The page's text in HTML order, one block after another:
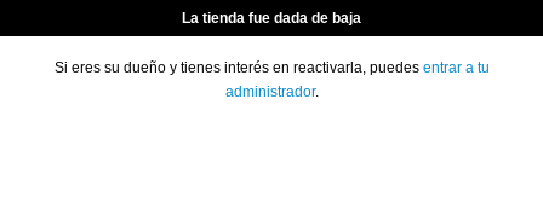
La tienda fue dada de baja
Si eres su dueño y tienes interés en reactivarla, puedes entrar a tu
administrador.